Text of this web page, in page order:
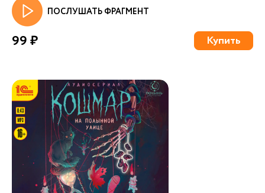
ПОСЛУШАТЬ ФРАГМЕНТ
99 ₽ Купить